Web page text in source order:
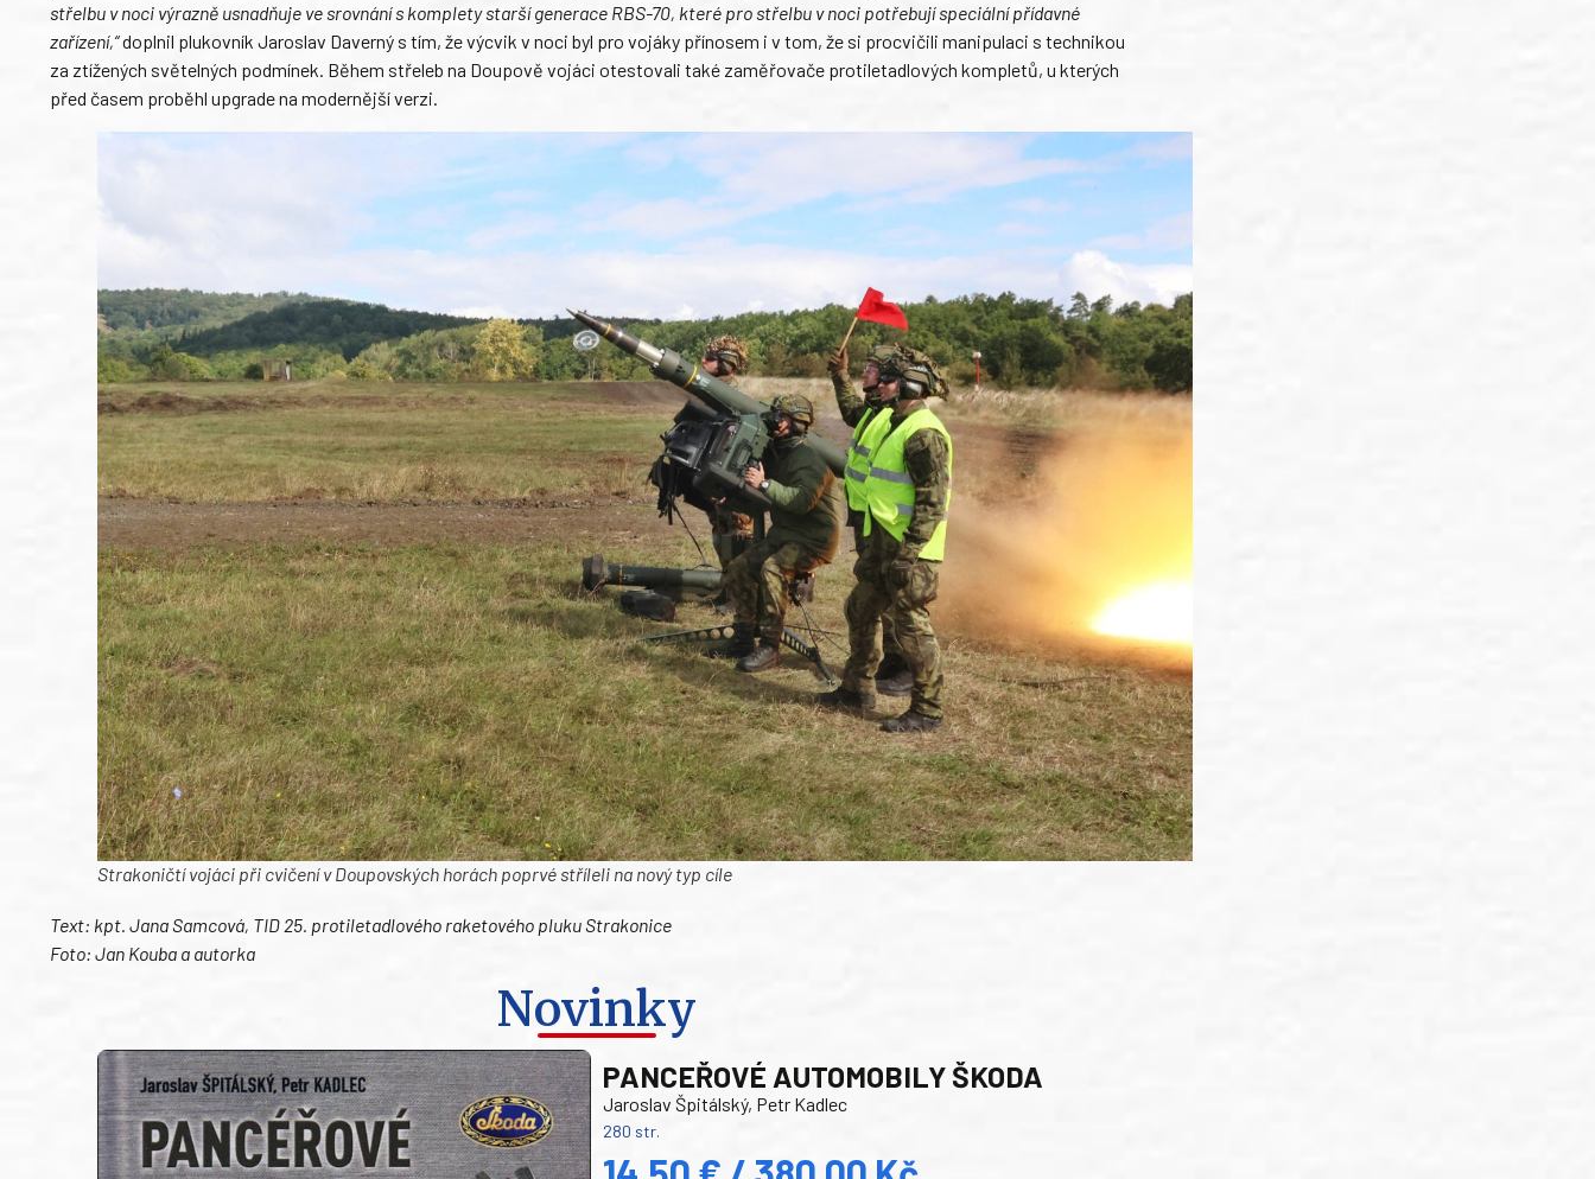
střelbu v noci výrazně usnadňuje ve srovnání s komplety starší generace RBS-70, které pro střelbu v noci potřebují speciální přídavné
zařízení,“doplnil plukovník Jaroslav Daverný s tím, že výcvik v noci byl pro vojáky přínosem i v tom, že si procvičili manipulaci s technikou
za ztížených světelných podmínek. Během střeleb na Doupově vojáci otestovali také zaměřovače protiletadlových kompletů, u kterých
před časem proběhl upgrade na modernější verzi.
Strakoničtí vojáci při cvičení v Doupovských horách poprvé stříleli na nový typ cíle
Text: kpt. Jana Samcová, TID 25. protiletadlového raketového pluku Strakonice
Foto: Jan Kouba a autorka
Novinky
PANCEŘOVÉ AUTOMOBILY ŠKODA
Jaroslav Špitálský, Petr Kadlec
280 str.